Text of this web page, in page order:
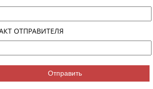
сказать, что "можно ожидать
должен дорабатывать эпизод до конца.
, главный тренер "Локомотива": -...
агентство СТАДИОН
ОТПРАВИТЕЛЯ
Отправить